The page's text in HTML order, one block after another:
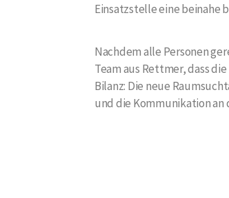
Einsatzstelle eine beinahe
Nachdem alle Personen
Team aus Rettmer, dass
Bilanz: Die neue
und die Kommunikation